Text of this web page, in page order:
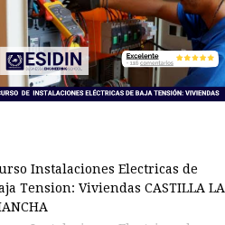
Instalaciones Electricas de
Tension: Viviendas CASTILLA LA